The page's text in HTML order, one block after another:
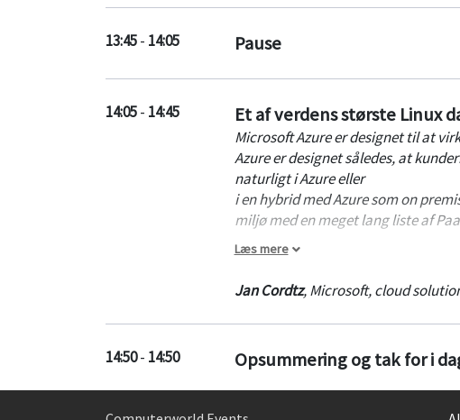
13:45- 14:05 Pause
14:05- 14:45 Et af verdens største Linux
Microsoft Azure er designet til at
Azure er designet således, at
naturligt i Azure eller
i en hybrid med Azure som on
miljø med en meget lang liste af
Vi vil i dette indlæg se på, hvorledes
fremtidige tiltag. Dette vil ske med
kunder allerede benytter Azure.
Læs mere
Jan Cordtz,Microsoft,cloud
14:50- 14:50 Opsummering og tak for i